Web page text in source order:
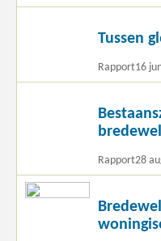
Tussen
Rapport16
Rapport28
Lees